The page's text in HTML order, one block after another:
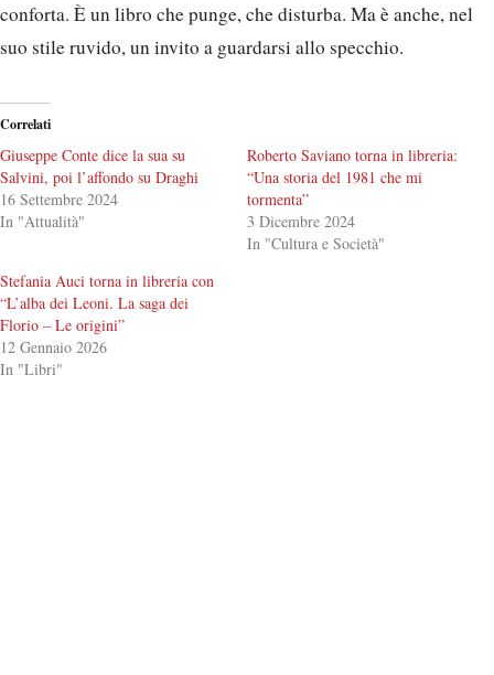
conforta. È un libro che punge, che disturba. Ma è anche, nel
suo stile ruvido, un invito a guardarsi allo specchio.
Correlati
Giuseppe Conte dice la sua su
Salvini, poi l’affondo su Draghi
16 Settembre 2024
In "Attualità"
Roberto Saviano torna in libreria:
“Una storia del 1981 che mi
tormenta”
3 Dicembre 2024
In "Cultura e Società"
Stefania Auci torna in libreria con
“L’alba dei Leoni. La saga dei
Florio – Le origini”
12 Gennaio 2026
In "Libri"